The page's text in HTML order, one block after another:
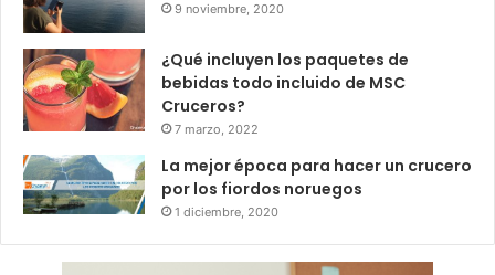
9 noviembre, 2020
¿Qué incluyen los paquetes de
bebidas todo incluido de MSC
Cruceros?
7 marzo, 2022
La mejor época para hacer un crucero
por los fiordos noruegos
1 diciembre, 2020